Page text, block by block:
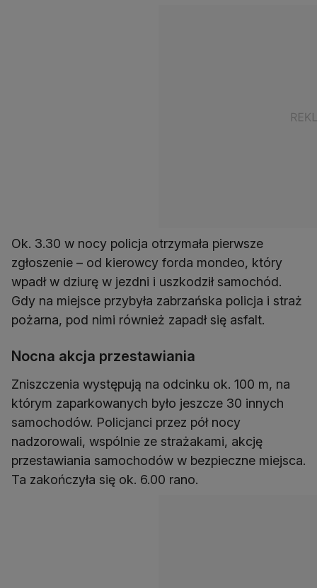
Ok. 3.30 w nocy policja otrzymała pierwsze
zgłoszenie – od kierowcy forda mondeo, który
wpadł w dziurę w jezdni i uszkodził samochód.
Gdy na miejsce przybyła zabrzańska policja i straż
pożarna, pod nimi również zapadł się asfalt.
Nocna akcja przestawiania
Zniszczenia występują na odcinku ok. 100 m, na
którym zaparkowanych było jeszcze 30 innych
samochodów. Policjanci przez pół nocy
nadzorowali, wspólnie ze strażakami, akcję
przestawiania samochodów w bezpieczne miejsca.
Ta zakończyła się ok. 6.00 rano.